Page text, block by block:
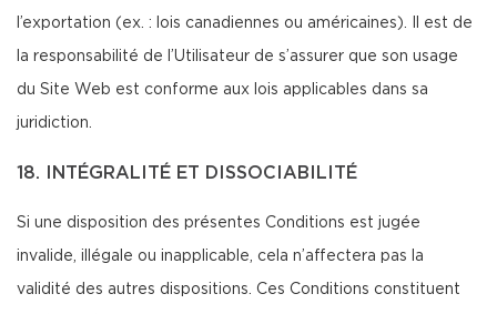
l’exportation (ex. : lois canadiennes ou américaines). Il est de
la responsabilité de l’Utilisateur de s’assurer que son usage
du Site Web est conforme aux lois applicables dans sa
juridiction.
18. INTÉGRALITÉ ET DISSOCIABILITÉ
Si une disposition des présentes Conditions est jugée
invalide, illégale ou inapplicable, cela n’affectera pas la
validité des autres dispositions. Ces Conditions constituent